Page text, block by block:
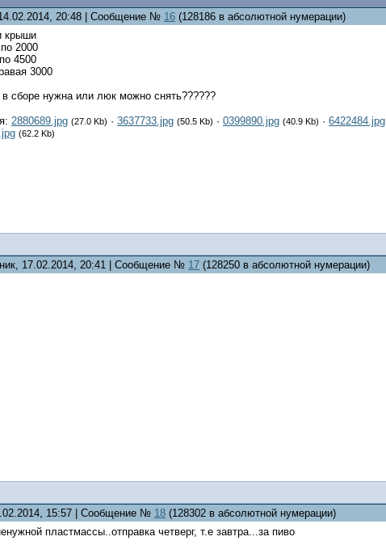
20:48 | Сообщение № 16 (128186 в абсолютной нумерации)
крыши
2000
4500
3000
сборе нужна или люк можно снять??????
2880689.jpg (27.0 Kb) · 3637733.jpg (50.5 Kb) · 0399890.jpg (40.9 Kb) · 6422484.jpg
(62.2 Kb)
17.02.2014, 20:41 | Сообщение № 17 (128250 в абсолютной нумерации)
15:57 | Сообщение № 18 (128302 в абсолютной нумерации)
пластмассы..отправка четверг, т.е завтра...за пиво